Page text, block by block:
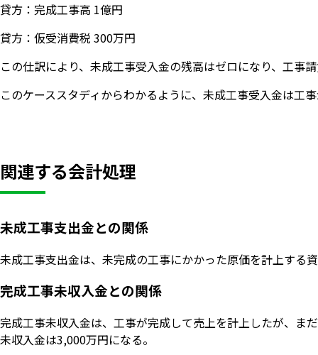
貸方：完成工事高 1億円
貸方：仮受消費税 300万円
この仕訳により、未成工事受入金の残高はゼロになり、工事
このケーススタディからわかるように、未成工事受入金は工
関連する会計処理
未成工事支出金との関係
未成工事支出金は、未完成の工事にかかった原価を計上する
完成工事未収入金との関係
完成工事未収入金は、工事が完成して売上を計上したが、ま
未収入金は3,000万円になる。